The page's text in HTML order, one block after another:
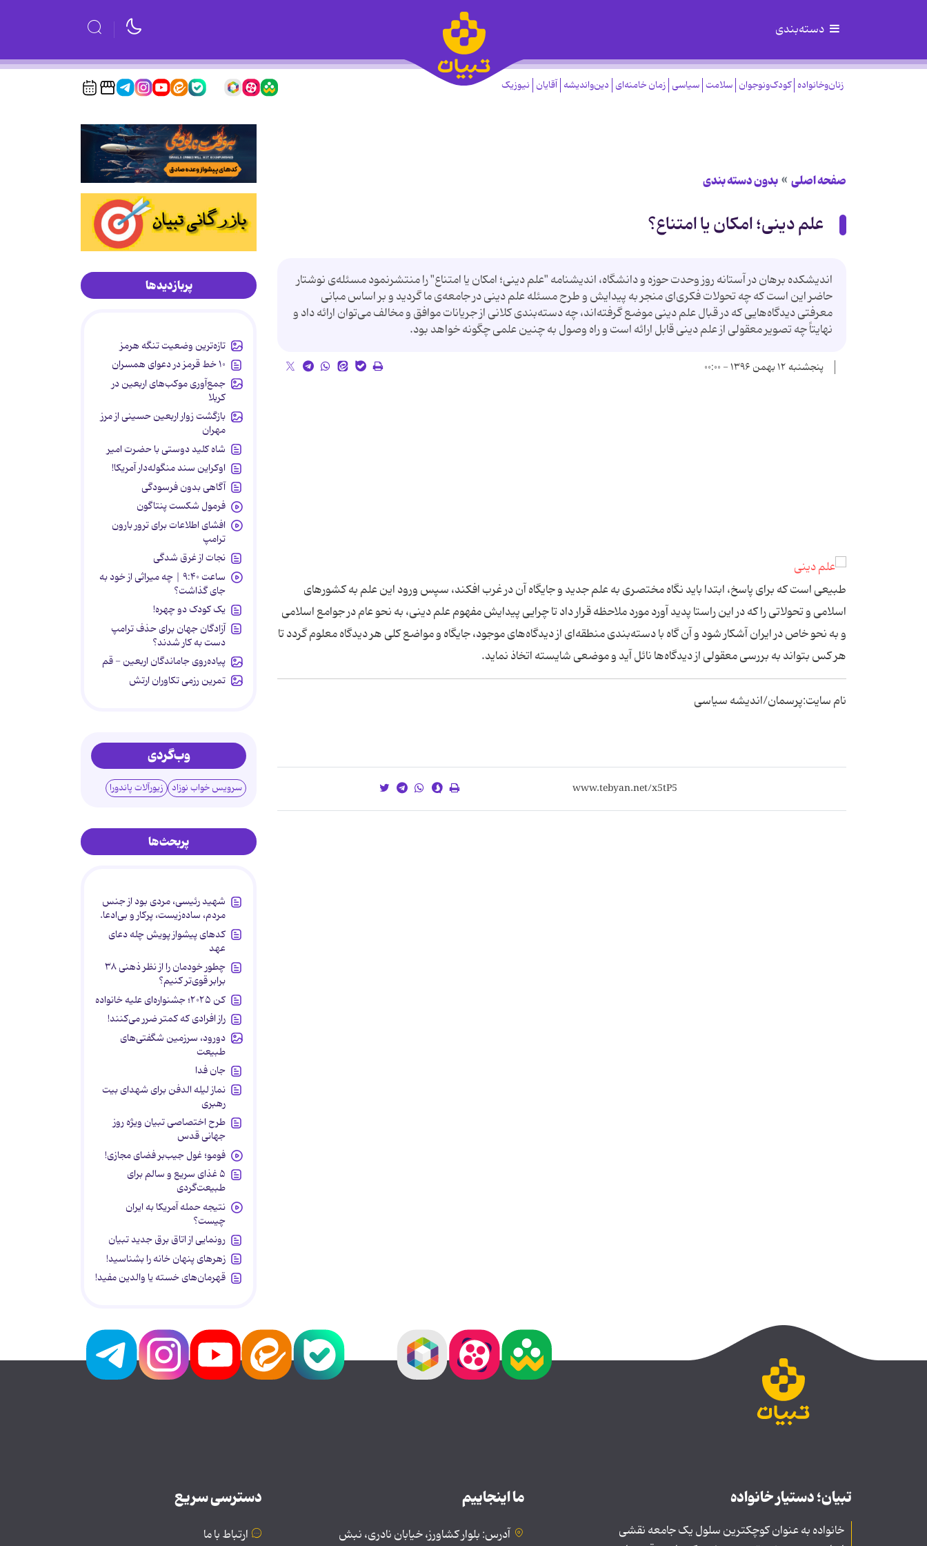
دسته‌بندی
زنان‌وخانواده کودک‌ونوجوان سلامت سیاسی زمان خامنه‌ای دین‌واندیشه آقایان نیوزیک
صفحه اصلی بدون دسته بندی
علم دینی؛ امکان یا امتناع؟
اندیشکده برهان در آستانه روز وحدت حوزه و دانشگاه، اندیشنامه "علم دینی؛ امکان یا امتناع" را منتشرنمود مسئله‌ی نوشتار
حاضر این است که چه تحولات فکری‌ای منجر به پیدایش و طرح مسئله علم دینی در جامعه‌ی ما گردید و بر اساس مبانی
معرفتی دیدگاه‌هایی که در قبال علم دینی موضع گرفته‌اند، چه دسته‌بندی کلانی از جریانات موافق و مخالف می‌توان ارائه داد و
نهایتاً چه تصویر معقولی از علم دینی قابل ارائه است و راه وصول به چنین علمی چگونه خواهد بود.
پنجشنبه ۱۲ بهمن ۱۳۹۶ - ۰۰:۰۰
طبیعی است که برای پاسخ، ابتدا باید نگاه مختصری به علم جدید و جایگاه آن در غرب افکند، سپس ورود این علم به کشورهای
اسلامی و تحولاتی را که در این راستا پدید آورد مورد ملاحظه قرار داد تا چرایی پیدایش مفهوم علم دینی، به نحو عام در جوامع اسلامی
و به نحو خاص در ایران آشکار شود و آن گاه با دسته‌بندی منطقه‌ای از دیدگاه‌های موجود، جایگاه و مواضع کلی هر دیدگاه معلوم گردد تا
هر کس بتواند به بررسی معقولی از دیدگاه‌ها نائل آید و موضعی شایسته اتخاذ نماید.
نام سایت:پرسمان/اندیشه سیاسی
پربازدیدها
تازه‌ترین وضعیت تنگه هرمز
۱۰ خط قرمز در دعوای همسران
جمع‌آوری موکب‌های اربعین در
کربلا
بازگشت زوار اربعین حسینی از مرز
مهران
شاه کلید دوستی با حضرت امیر
اوکراین سند منگوله‌دار آمریکا!
آگاهی بدون فرسودگی
فرمول شکست پنتاگون
افشای اطلاعات برای ترور بارون
ترامپ
نجات از غرق شدگی
ساعت ۹:۴۰ | چه میراثی از خود به
جای گذاشت؟
یک کودک دو چهره!
آزادگان جهان برای حذف ترامپ
دست به کار شدند؟
پیاده‌روی جاماندگان اربعین - قم
تمرین رزمی تکاوران ارتش
وب‌گردی
سرویس خواب نوزاد زیورآلات پاندورا
پربحث‌ها
شهید رئیسی، مردی بود از جنس
مردم، ساده‌زیست، پرکار و بی‌ادعا.
کدهای پیشواز پویش چله دعای
عهد
چطور خودمان را از نظر ذهنی ۳۸
برابر قوی‌تر کنیم؟
کن ۲۰۲۵؛ جشنواره‌ای علیه خانواده
راز افرادی که کمتر ضرر می‌کنند!
دورود، سرزمین شگفتی‌های
طبیعت
جان فدا
نماز لیله الدفن برای شهدای بیت
رهبری
طرح اختصاصی تبیان ویژه روز
جهانی قدس
فومو؛ غول جیب‌بر فضای مجازی!
۵ غذای سریع و سالم برای
طبیعت‌گردی
نتیجه حمله آمریکا به ایران
چیست؟
رونمایی از اتاق برق جدید تبیان
زهرهای پنهان خانه را بشناسید!
قهرمان‌های خسته یا والدین مفید!
تبیان؛ دستیار خانواده
خانواده به عنوان کوچکترین سلول یک جامعه نقشی
ما اینجاییم
آدرس: بلوار کشاورز، خیابان نادری، نبش
دسترسی سریع
ارتباط با ما